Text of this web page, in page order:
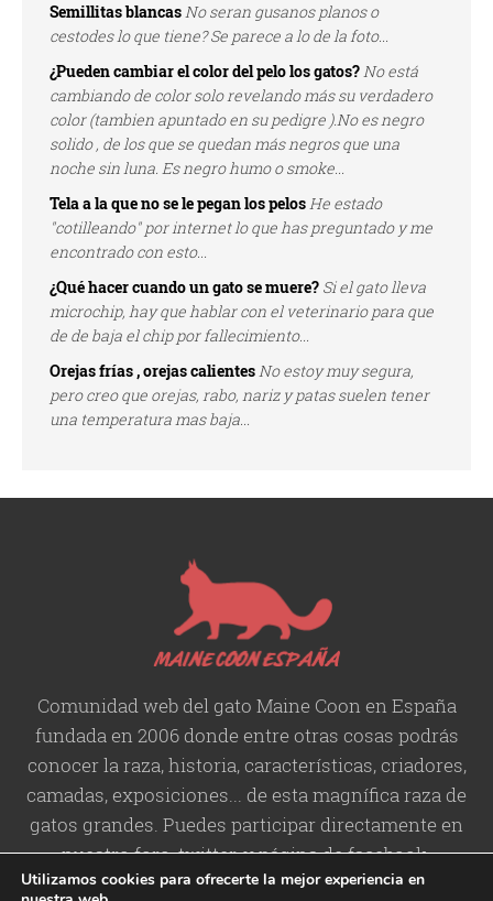
Semillitas blancasNo seran gusanos planos o
cestodes lo que tiene? Se parece a lo de la foto...
¿Pueden cambiar el color del pelo los gatos?No está
cambiando de color solo revelando más su verdadero
color (tambien apuntado en su pedigre ).No es negro
solido , de los que se quedan más negros que una
noche sin luna. Es negro humo o smoke...
Tela a la que no se le pegan los pelosHe estado
"cotilleando" por internet lo que has preguntado y me
encontrado con esto...
¿Qué hacer cuando un gato se muere? Si el gato lleva
microchip, hay que hablar con el veterinario para que
de de baja el chip por fallecimiento...
Orejas frías , orejas calientesNo estoy muy segura,
pero creo que orejas, rabo, nariz y patas suelen tener
una temperatura mas baja...
Comunidad web del gato Maine Coon en España
fundada en 2006 donde entre otras cosas podrás
conocer la raza, historia,características, criadores,
camadas, exposiciones... de esta magnífica raza de
gatos grandes. Puedes participar directamente en
nuestro foro, twitter, y página de facebook.
Utilizamos cookies para ofrecerte la mejor experiencia en